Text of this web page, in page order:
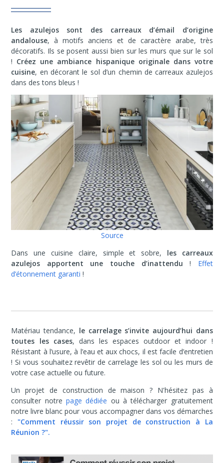
Les azulejos sont des carreaux d’émail d’origine
andalouse, à motifs anciens et de caractère arabe, très
décoratifs. Ils se posent aussi bien sur les murs que sur le sol
! Créez une ambiance hispanique originale dans votre
cuisine, en décorant le sol d’un chemin de carreaux azulejos
dans des tons bleus !
Source
Dans une cuisine claire, simple et sobre, les carreaux
azulejos apportent une touche d’inattendu ! Effet
d’étonnement garanti !
Matériau tendance, le carrelage s’invite aujourd’hui dans
toutes les cases, dans les espaces outdoor et indoor !
Résistant à l’usure, à l’eau et aux chocs, il est facile d’entretien
! Si vous souhaitezrevêtir de carrelage les sol ou les murs de
votre case actuelle ou future.
Un projet de construction de maison ? N'hésitez pas à
consulter notrepage dédiée ou à télécharger gratuitement
notre livre blanc pour vous accompagner dans vos démarches
: "Comment réussir son projet de construction à La
Réunion ?".